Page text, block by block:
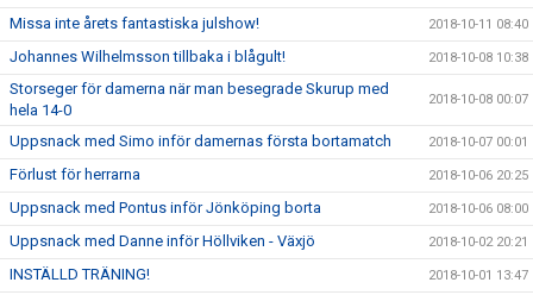
Missa inte årets fantastiska julshow! 2018-10-11 08:40
Johannes Wilhelmsson tillbaka i blågult! 2018-10-08 10:38
Storseger för damerna när man besegrade Skurup med
hela 14-0
2018-10-08 00:07
Uppsnack med Simo inför damernas första bortamatch 2018-10-07 00:01
Förlust för herrarna 2018-10-06 20:25
Uppsnack med Pontus inför Jönköping borta 2018-10-06 08:00
Uppsnack med Danne inför Höllviken - Växjö 2018-10-02 20:21
INSTÄLLD TRÄNING! 2018-10-01 13:47